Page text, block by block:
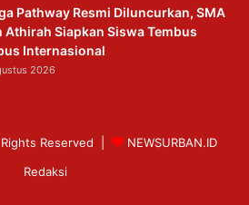
Pathway Resmi Diluncurkan, SMA
Athirah Siapkan Siswa Tembus
Internasional
2026
Reserved |
NEWSURBAN.ID
Redaksi